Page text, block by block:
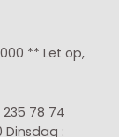
** Let op,
78 74
Dinsdag :